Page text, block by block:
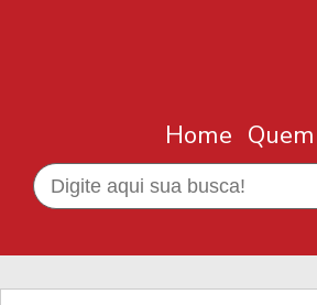
Home